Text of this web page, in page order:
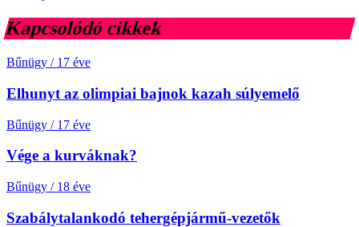
Kapcsolódó cikkek
Bűnügy / 17 éve
Elhunyt az olimpiai bajnok kazah súlyemelő
Bűnügy / 17 éve
Vége a kurváknak?
Bűnügy / 18 éve
Szabálytalankodó tehergépjármű-vezetők